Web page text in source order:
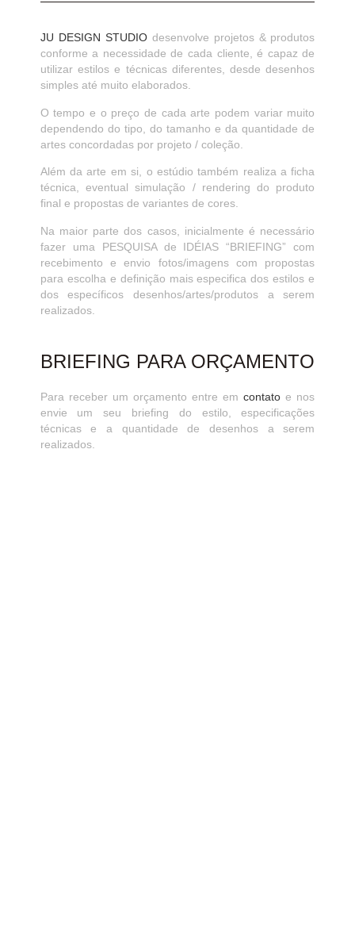
JU DESIGN STUDIOdesenvolve projetos & produtos
conforme a necessidade de cada cliente, é capaz de
utilizar estilos e técnicas diferentes, desde desenhos
simples até muito elaborados.
O tempo e o preço de cada arte podem variar muito
dependendo do tipo, do tamanho e da quantidade de
artes concordadas por projeto / coleção.
Além da arte em si, o estúdio também realiza a ficha
técnica, eventual simulação / rendering do produto
final e propostas de variantes de cores.
Na maior parte dos casos, inicialmente é necessário
fazer uma PESQUISA de IDÉIAS “BRIEFING” com
recebimento e envio fotos/imagens com propostas
para escolha e definição mais especifica dos estilos e
dos específicos desenhos/artes/produtos a serem
realizados.
BRIEFING PARA ORÇAMENTO
Para receber um orçamento entre emcontato e nos
envie um seu briefing do estilo, especificações
técnicas e a quantidade de desenhos a serem
realizados.